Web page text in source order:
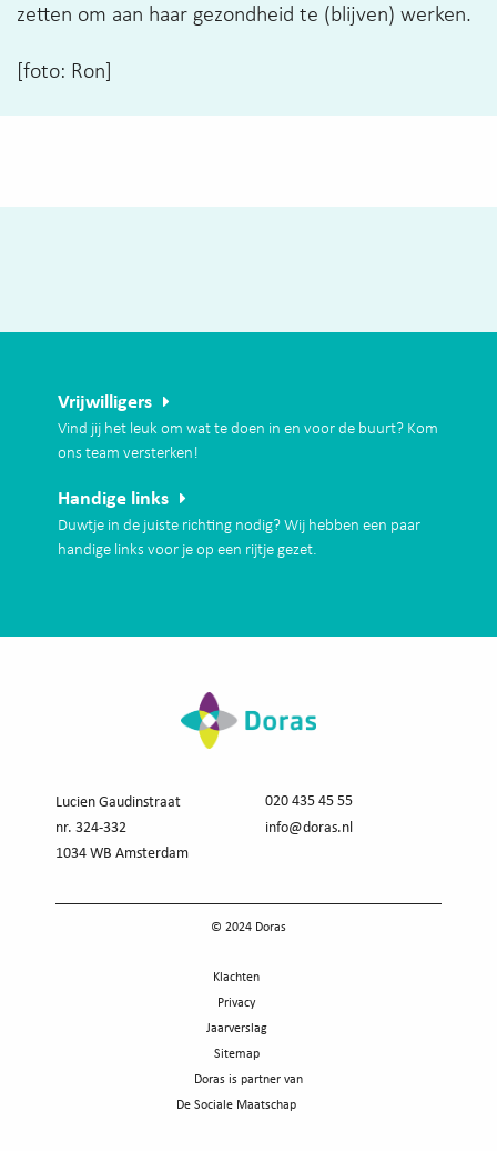
zetten om aan haar gezondheid te (blijven) werken.
[foto: Ron]
Vrijwilligers
Vind jij het leuk om wat te doen in en voor de buurt? Kom
ons team versterken!
Handige links
Duwtje in de juiste richting nodig? Wij hebben een paar
handige links voor je op een rijtje gezet.
Lucien Gaudinstraat
nr. 324-332
1034 WB Amsterdam
020 435 45 55
info@doras.nl
© 2024 Doras
Klachten
Privacy
Jaarverslag
Sitemap
Doras is partner van
De Sociale Maatschap